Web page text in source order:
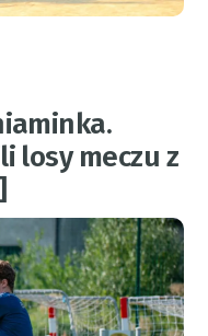
losy meczu z